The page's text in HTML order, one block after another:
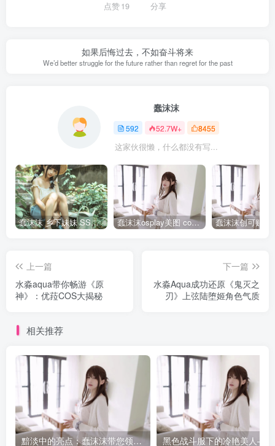
点赞19 分享
如果后悔过去，不如奋斗将来
We’d better struggle for the future rather than regret for the past
蠢沫沫
592 52.7W+ 8455
这家伙很懒，什么都没有写...
蠢沫沫 乡下妹妹 SSR级 [125P-1.24GB]全部作品点我下载 蠢沫沫osplay美图 cos写真套图合集
上一篇
水淼aqua带你畅游《原
神》：优菈COS大揭秘
下一篇
水淼Aqua成功还原《鬼灭之
刃》上弦陆堕姬角色气质
相关推荐
黯淡中的亮点：蠢沫沫带您领略烛灯下的艺术